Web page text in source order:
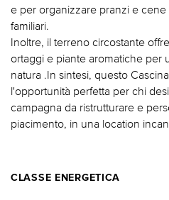
e per organizzare pranzi e
familiari.
Inoltre, il terreno circostante
ortaggi e piante aromatiche per
natura .In sintesi, questo
l'opportunità perfetta per chi
campagna da ristrutturare e
piacimento, in una location
CLASSE ENERGETICA